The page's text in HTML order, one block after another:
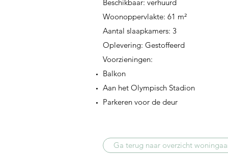
Beschikbaar: verhuurd
Woonoppervlakte: 61 m²
Aantal slaapkamers: 3
Oplevering: Gestoffeerd
Voorzieningen:
Balkon
Aan het Olympisch Stadion
Parkeren voor de deur
Ga terug naar overzicht